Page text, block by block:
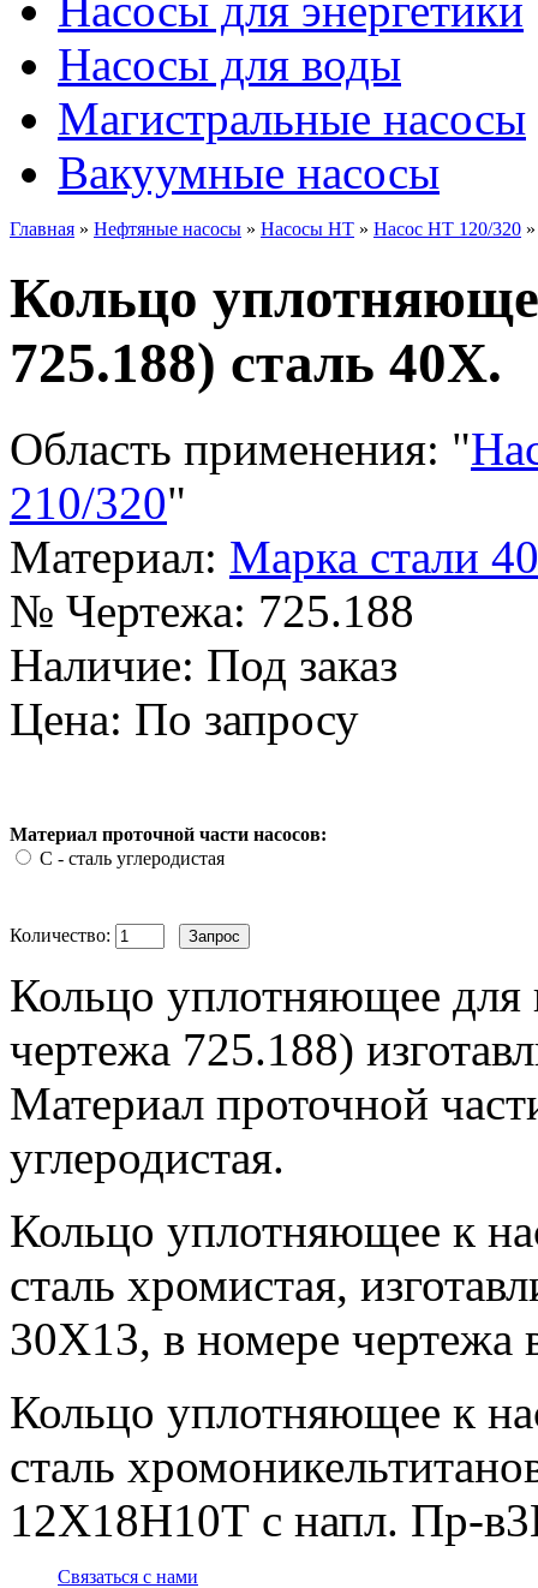
Насосы для воды
Магистральные насосы
Вакуумные насосы
Главная » Нефтяные насосы » Насосы НТ » Насос НТ 120/320
Кольцо
725.188) сталь 40Х.
Область применения: "
210/320"
Материал: Марка стали
№ Чертежа: 725.188
Наличие: Под заказ
Цена: По запросу
Материал проточной части насосов:
С - сталь углеродистая
Количество:
Кольцо уплотняющее для
чертежа 725.188)
Материал проточной
углеродистая.
Кольцо уплотняющее к
сталь хромистая,
30Х13, в номере чертежа
Кольцо уплотняющее к
сталь
12Х18Н10Т с напл. Пр-
Связаться с нами